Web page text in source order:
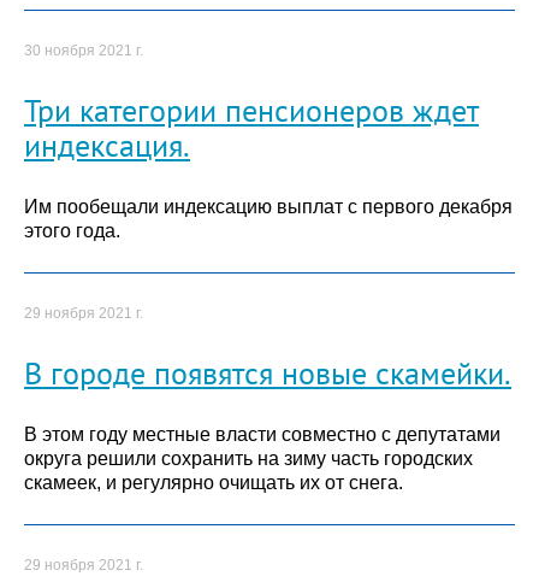
30 ноября 2021 г.
Три категории пенсионеров ждет
индексация.
Им пообещали индексацию выплат с первого декабря
этого года.
29 ноября 2021 г.
В городе появятся новые скамейки.
В этом году местные власти совместно с депутатами
округа решили сохранить на зиму часть городских
скамеек, и регулярно очищать их от снега.
29 ноября 2021 г.